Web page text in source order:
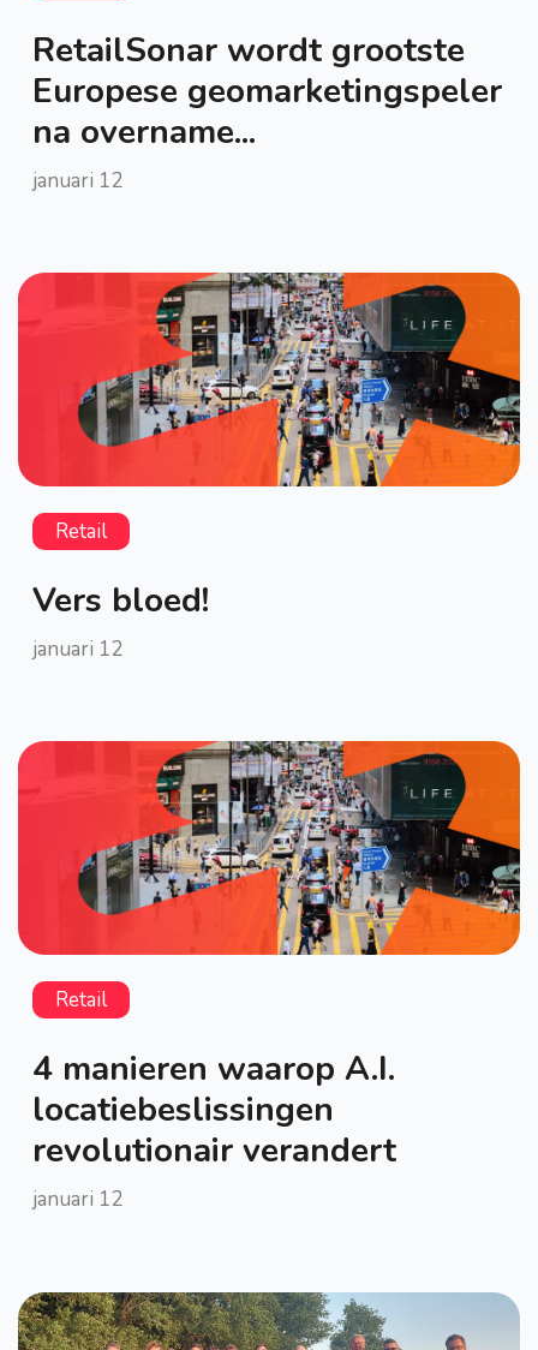
RetailSonar wordt grootste
Europese geomarketingspeler
na overname...
januari 12
Retail
Vers bloed!
januari 12
Retail
4 manieren waarop A.I.
locatiebeslissingen
revolutionair verandert
januari 12